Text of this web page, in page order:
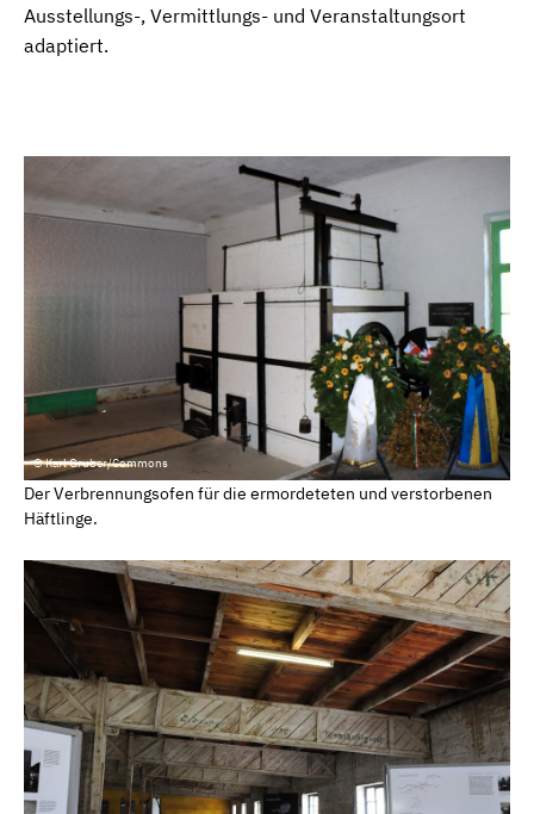
Ausstellungs-, Vermittlungs- und Veranstaltungsort
adaptiert.
© Karl Gruber/Commons
Der Verbrennungsofen für die ermordeteten und verstorbenen
Häftlinge.